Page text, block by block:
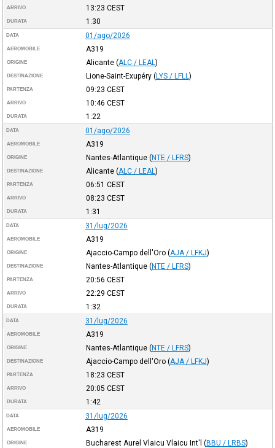
ARRIVO 13:23 CEST
DURATA 1:30
DATA 01/ago/2026
AEROMOBILE A319
ORIGINE Alicante (ALC / LEAL )
DESTINAZIONE Lione-Saint-Exupéry (LYS / LFLL )
PARTENZA 09:23 CEST
ARRIVO 10:46 CEST
DURATA 1:22
DATA 01/ago/2026
AEROMOBILE A319
ORIGINE Nantes-Atlantique (NTE / LFRS)
DESTINAZIONE Alicante (ALC / LEAL )
PARTENZA 06:51 CEST
ARRIVO 08:23 CEST
DURATA 1:31
DATA 31/lug/2026
AEROMOBILE A319
ORIGINE Ajaccio-Campo dell'Oro (AJA / LFKJ)
DESTINAZIONE Nantes-Atlantique (NTE / LFRS)
PARTENZA 20:56 CEST
ARRIVO 22:29 CEST
DURATA 1:32
DATA 31/lug/2026
AEROMOBILE A319
ORIGINE Nantes-Atlantique (NTE / LFRS)
DESTINAZIONE Ajaccio-Campo dell'Oro (AJA / LFKJ)
PARTENZA 18:23 CEST
ARRIVO 20:05 CEST
DURATA 1:42
DATA 31/lug/2026
AEROMOBILE A319
ORIGINE Bucharest Aurel Vlaicu Vlaicu Int'l (BBU / LRBS)